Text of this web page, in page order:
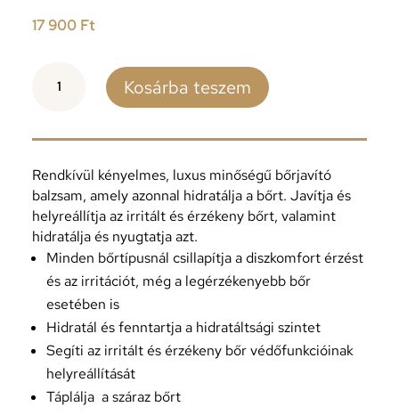
17 900 Ft
DEEP
mennyiség
Kosárba teszem
Rendkívül kényelmes, luxus minőségű bőrjavító
balzsam, amely azonnal hidratálja a bőrt. Javítja és
helyreállítja az irritált és érzékeny bőrt, valamint
hidratálja és nyugtatja azt.
Minden bőrtípusnál csillapítja a diszkomfort érzést
és az irritációt, még a legérzékenyebb bőr
esetében is
Hidratál és fenntartja a hidratáltsági szintet
Segíti az irritált és érzékeny bőr védőfunkcióinak
helyreállítását
Táplálja a száraz bőrt